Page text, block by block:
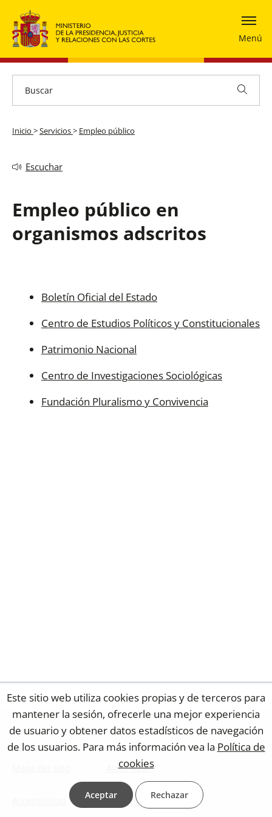
Menú
Inicio >Servicios> Empleo público
Escuchar
Empleo público en
organismos adscritos
Boletín Oficial del Estado
Centro de Estudios Políticos y Constitucionales
Patrimonio Nacional
Centro de Investigaciones Sociológicas
Fundación Pluralismo y Convivencia
Aviso legal
Contacto web
Este sitio web utiliza cookies propias y de terceros para
mantener la sesión, ofrecerle una mejor experiencia
de usuario y obtener datos estadísticos de navegación
de los usuarios. Para más información vea la Política de
cookies
Aceptar Rechazar